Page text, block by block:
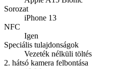
Sorozat
iPhone 13
NFC
Igen
Speciális tulajdonságok
Vezeték nélküli töltés
2. hátsó kamera felbontása